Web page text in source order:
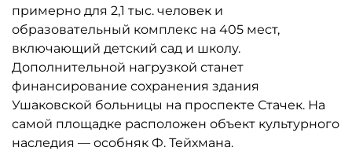
примерно для 2,1 тыс. человек и
образовательный комплекс на 405 мест,
включающий детский сад и школу.
Дополнительной нагрузкой станет
финансирование сохранения здания
Ушаковской больницы на проспекте Стачек. На
самой площадке расположен объект культурного
наследия — особняк Ф. Тейхмана.